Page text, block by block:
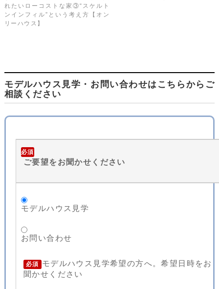
れたいローコストな家③“スケルト
ンインフィル”という考え方【オン
リーハウス】
モデルハウス見学・お問い合わせはこちらからご
相談ください
必須
ご要望をお聞かせください
モデルハウス見学
お問い合わせ
必須
モデルハウス見学希望の方へ。希望日時をお
聞かせください